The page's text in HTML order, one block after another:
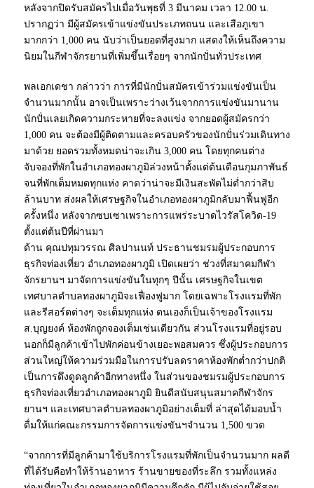
หลังจากปิดรับสมัครไปเมื่อวันพุธที่ 3 มีนาคม เวลา 12.00 น.
ปรากฏว่า มีผู้สมัครเข้าแข่งขันประเภทถนน และเสือภูเขา
มากกว่า 1,000 คน นับว่าเป็นยอดที่สูงมาก แสดงให้เห็นถึงความ
นิยมในกีฬาจักรยานที่เพิ่มขึ้นเรื่อยๆ จากนักปั่นทั่วประเทศ
พลเอกเดชา กล่าวว่า การที่มีนักปั่นสมัครเข้าร่วมแข่งขันเป็น
จำนวนมากนั้น อาจเป็นเพราะว่างเว้นจากการแข่งขันมานาน
นักปั่นเลยเกิดความกระหายที่จะลงแข่ง จากยอดผู้สมัครกว่า
1,000 คน จะต้องมีผู้ติดตามและครอบครัวของนักปั่นร่วมเดินทาง
มาด้วย ยอดรวมทั้งหมดน่าจะเกิน 3,000 คน โดยทุกคนต่าง
จับจองที่พักในอำเภอทองผาภูมิล่วงหน้าตั้งแต่ต้นเดือนกุมภาพันธ์
จนที่พักเต็มหมดทุกแห่ง คาดว่าน่าจะมีเงินสะพัดไม่ต่ำกว่าสิบ
ล้านบาท ส่งผลให้เศรษฐกิจในอำเภอทองผาภูมิกลับมาฟื้นฟูอีก
ครั้งหนึ่ง หลังจากซบเซาเพราะการแพร่ระบาดไวรัสโควิด-19
ตั้งแต่ต้นปีที่ผ่านมา
ด้าน คุณปทุมวรรณ ศิลปานนท์ ประธานชมรมผู้ประกอบการ
ธุรกิจท่องเที่ยว อำเภอทองผาภูมิ เปิดเผยว่า ช่วงที่สมาคมกีฬา
จักรยานฯ มาจัดการแข่งขันในทุกๆ ปีนั้น เศรษฐกิจในเขต
เทศบาลตำบลทองผาภูมิจะเฟื่องฟูมาก โดยเฉพาะโรงแรมที่พัก
และรีสอร์ตต่างๆ จะเต็มทุกแห่ง ตนเองก็เป็นเจ้าของโรงแรม
ส.บุญยงค์ ห้องพักถูกจองเต็มเช่นเดียวกัน ส่วนโรงแรมที่อยู่รอบ
นอกก็มีลูกค้าเข้าไปพักค่อนข้างเยอะพอสมควร ซึ่งผู้ประกอบการ
ส่วนใหญ่ให้ความร่วมมือในการปรับลดราคาห้องพักต่ำกว่าปกติ
เป็นการดึงดูดลูกค้าอีกทางหนึ่ง ในส่วนของชมรมผู้ประกอบการ
ธุรกิจท่องเที่ยวอำเภอทองผาภูมิ ยินดีสนับสนุนสมาคกีฬาจักร
ยานฯ และเทศบาลตำบลทองผาภูมิอย่างเต็มที่ ล่าสุดได้มอบน้ำ
ดื่มให้แก่คณะกรรมการจัดการแข่งขันฯจำนวน 1,500 ขวด
“จากการที่มีลูกค้ามาใช้บริการโรงแรมที่พักเป็นจำนวนมาก ผลดี
ที่ได้รับคือทำให้ร้านอาหาร ร้านขายของที่ระลึก รวมทั้งแหล่ง